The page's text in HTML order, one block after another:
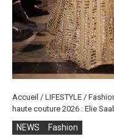
Accueil / LIFESTYLE /
haute couture 2026 : Elie
NEWS Fashion